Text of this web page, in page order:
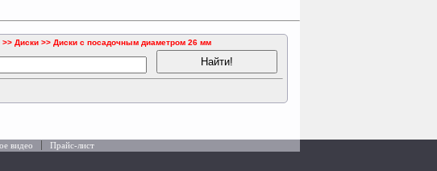
Диски >> Диски с посадочным диаметром 26 мм
видео Прайс-лист